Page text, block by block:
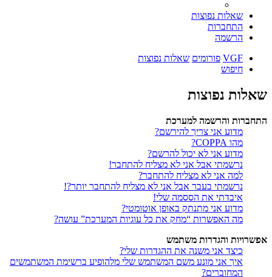
שאלות נפוצות
התחברות
הרשמה
VGF פורומים שאלות נפוצות
חיפוש
שאלות נפוצות
התחברות והרשמה למערכת
מדוע אני צריך להירשם?
מהו COPPA?
מדוע אני לא יכול להרשם?
נרשמתי אבל אני לא מצליח להתחבר!
למה אני לא מצליח להתחבר?
נרשמתי בעבר אבל אני לא מצליח להתחבר יותר?!
איבדתי את הססמה שלי!
מדוע אני מתנתק באופן אוטומטי?
מה האפשרות “מחק את כל עוגיות המערכת” עושה?
אפשרויות והגדרות משתמש
כיצד אני משנה את ההגדרות שלי?
איך אני מונע משם המשתמש שלי מלהופיע ברשימת המשתמשים
המחוברים?